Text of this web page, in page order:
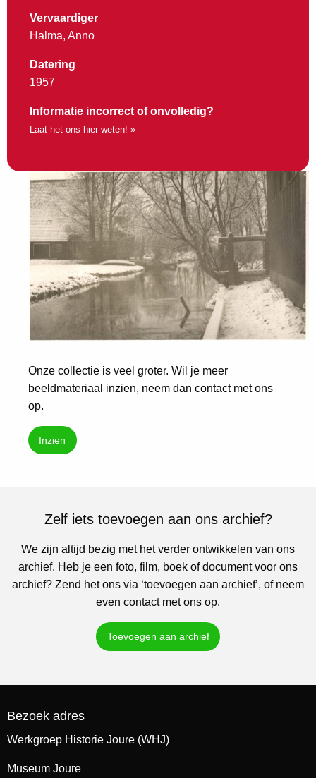
Vervaardiger
Halma, Anno
Datering
1957
Informatie incorrect of onvolledig?
Laat het ons hier weten! »
Onze collectie is veel groter. Wil je meer
beeldmateriaal inzien, neem dan contact met ons
op.
Inzien
Zelf iets toevoegen aan ons archief?
We zijn altijd bezig met het verder ontwikkelen van ons
archief. Heb je een foto, film, boek of document voor ons
archief? Zend het ons via ‘toevoegen aan archief’, of neem
even contact met ons op.
Toevoegen aan archief
Bezoek adres
Werkgroep Historie Joure (WHJ)
Museum Joure